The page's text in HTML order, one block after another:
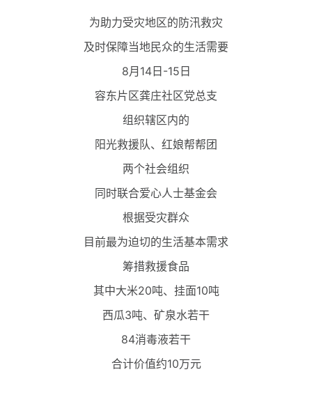
为助力受灾地区的防汛救灾
及时保障当地民众的生活需要
8月14日-15日
容东片区龚庄社区党总支
组织辖区内的
阳光救援队、红娘帮帮团
两个社会组织
同时联合爱心人士基金会
根据受灾群众
目前最为迫切的生活基本需求
筹措救援食品
其中大米20吨、挂面10吨
西瓜3吨、矿泉水若干
84消毒液若干
合计价值约10万元